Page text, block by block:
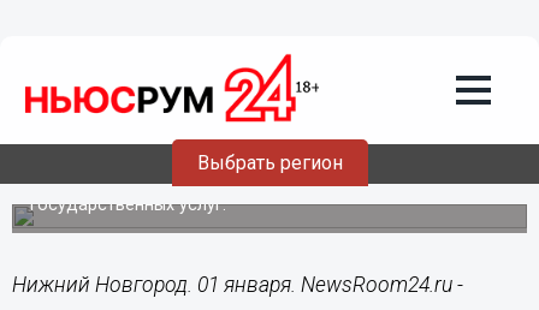
Выбрать регион
Полицейские Варнавинского района за
год предоставили более 2 тысяч
Каждый заявитель при обращении в ОВД заполнил
опросную форму о качестве предоставления
государственных услуг.
Нижний Новгород. 01 января. NewsRoom24.ru -